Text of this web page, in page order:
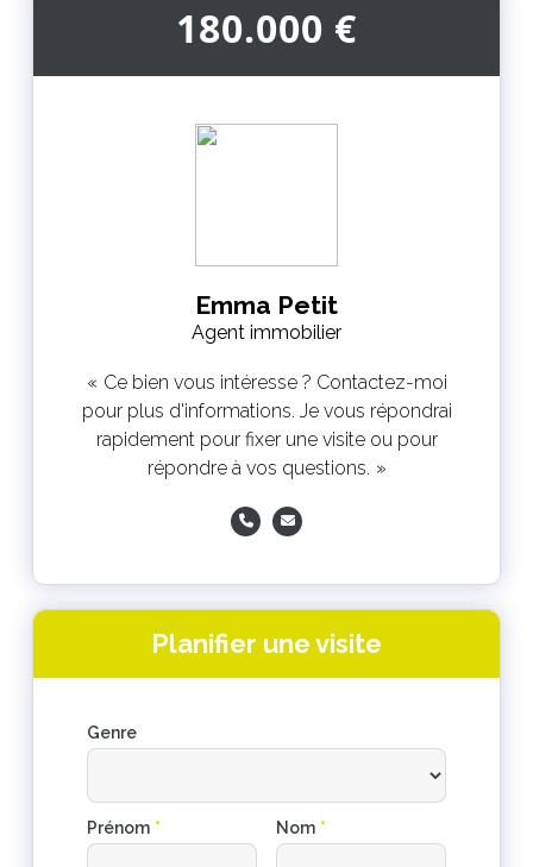
180.000 €
Emma Petit
Agent immobilier
Ce bien vous intéresse ? Contactez-moi
pour plus d'informations. Je vous répondrai
rapidement pour fixer une visite ou pour
répondre à vos questions.
Planifier une visite
Genre
Prénom * Nom *